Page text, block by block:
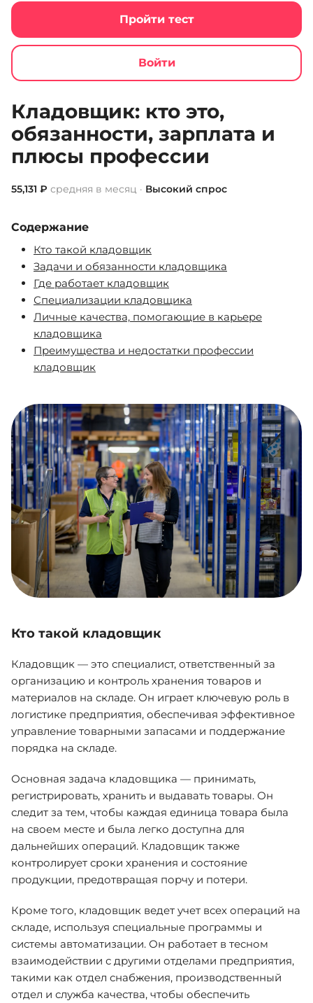
Пройти тест
Войти
Кладовщик: кто это,
обязанности, зарплата и
плюсы профессии
55,131 ₽ средняя в месяц · Высокий спрос
Содержание
Кто такой кладовщик
Задачи и обязанности кладовщика
Где работает кладовщик
Специализации кладовщика
Личные качества, помогающие в карьере
кладовщика
Преимущества и недостатки профессии
кладовщик
Кто такой кладовщик
Кладовщик — это специалист, ответственный за
организацию и контроль хранения товаров и
материалов на складе. Он играет ключевую роль в
логистике предприятия, обеспечивая эффективное
управление товарными запасами и поддержание
порядка на складе.
Основная задача кладовщика — принимать,
регистрировать, хранить и выдавать товары. Он
следит за тем, чтобы каждая единица товара была
на своем месте и была легко доступна для
дальнейших операций. Кладовщик также
контролирует сроки хранения и состояние
продукции, предотвращая порчу и потери.
Кроме того, кладовщик ведет учет всех операций на
складе, используя специальные программы и
системы автоматизации. Он работает в тесном
взаимодействии с другими отделами предприятия,
такими как отдел снабжения, производственный
отдел и служба качества, чтобы обеспечить